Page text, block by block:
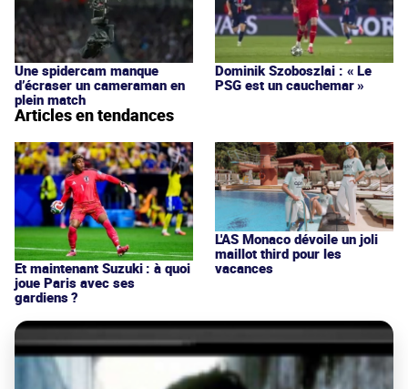
Une spidercam manque
d’écraser un cameraman en
plein match
Dominik Szoboszlai : « Le
PSG est un cauchemar »
Articles en tendances
Et maintenant Suzuki : à quoi
joue Paris avec ses
gardiens ?
L'AS Monaco dévoile un joli
maillot third pour les
vacances